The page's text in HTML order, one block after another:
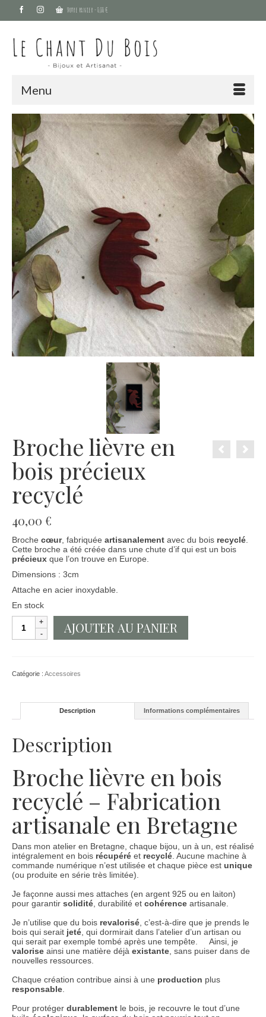
Votre panier -0,00€
Menu
Broche lièvre en
bois précieux
recyclé
40,00 €
Broche cœur, fabriquée artisanalement avec du bois recyclé
Cette broche a été créée dans une chute d’if qui est un bois
précieux que l’on trouve en Europe.
Dimensions : 3cm
Attache en acier inoxydable.
En stock
quantité
Broche
précieux
AJOUTER AU PANIER
Catégorie : Accessoires
Description Informations complémentaires
Description
Broche lièvre en bois
recyclé – Fabrication
artisanale en Bretagne
Dans mon atelier en Bretagne, chaque bijou, un à un, est réalisé
intégralement en bois récupéré et recyclé. Aucune machine à
commande numérique n’est utilisée et chaque pièce est unique
(ou produite en série très limitée).
Je façonne aussi mes attaches (en argent 925 ou en laiton)
pour garantir solidité, durabilité et cohérence artisanale.
Je n’utilise que du bois revalorisé, c’est-à-dire que je prends le
bois qui serait jeté, qui dormirait dans l’atelier d’un artisan ou
qui serait par exemple tombé après une tempête. Ainsi, je
valorise ainsi une matière déjà existante, sans puiser dans de
nouvelles ressources.
Chaque création contribue ainsi à une production plus
responsable.
Pour protéger durablement le bois, je recouvre le tout d’une